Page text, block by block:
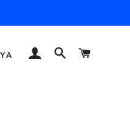
BELÉPÉSKERESÉS